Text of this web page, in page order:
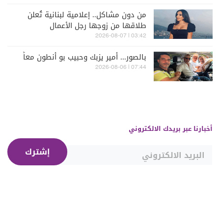
من دون مشاكل.. إعلامية لبنانية تُعلن
طلاقها من زوجها رجل الأعمال
03:42 | 2026-08-07
بالصور... أمير يزبك وحبيب بو أنطون معاً
07:44 | 2026-08-06
أخبارنا عبر بريدك الالكتروني
إشترك